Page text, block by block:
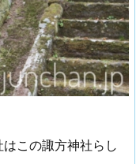
この諏方神社らし